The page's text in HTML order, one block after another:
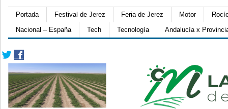
Portada Festival de Jerez Feria de Jerez Motor
Nacional – España
Tech Tecnología Andalucía x